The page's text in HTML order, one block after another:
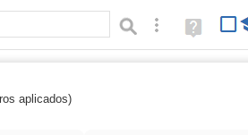
Búsqueda avanzada
Ayuda
(en
aplicados)